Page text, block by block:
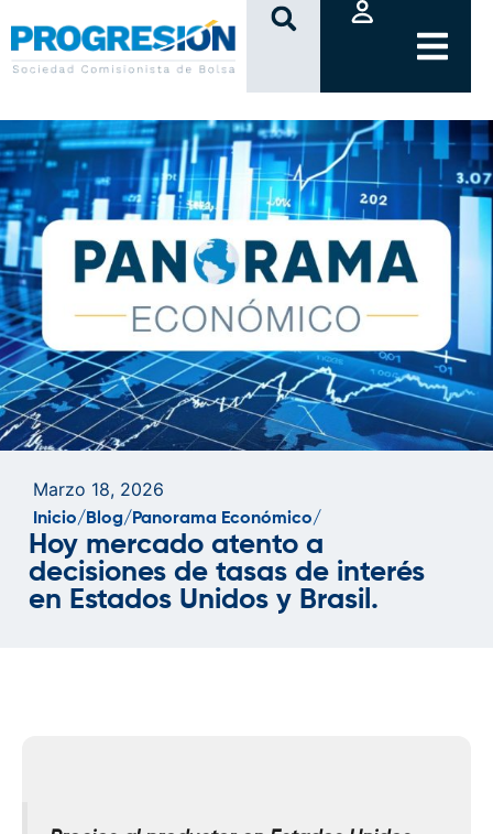
clic
Marzo 18, 2026
Inicio/ Blog/ Panorama Económico/
Hoy mercado atento a
decisiones de tasas de interés
en Estados Unidos y Brasil.